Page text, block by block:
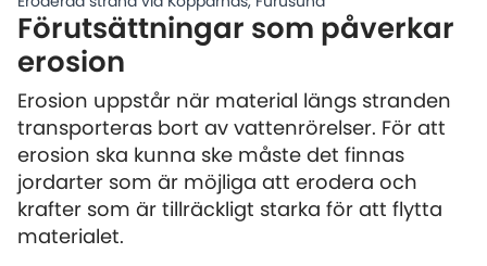
Förutsättningar som påverkar
erosion
Erosion uppstår när material längs stranden
transporteras bort av vattenrörelser. För att
erosion ska kunna ske måste det finnas
jordarter som är möjliga att erodera och
krafter som är tillräckligt starka för att flytta
materialet.